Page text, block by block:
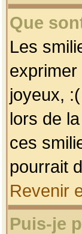
Que
Les
joyeux,
lors de
ces
pourrait
Revenir
Puis-je